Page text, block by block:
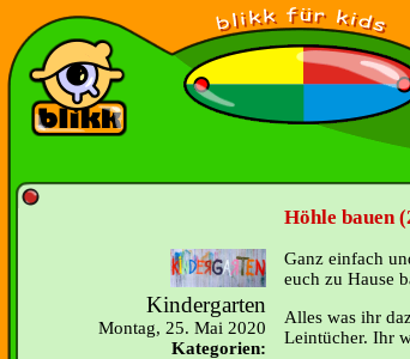
Höhle bauen
Kindergarten
Montag, 25. Mai 2020
Kategorien:
Ganz einfach
euch zu Hause
Alles was ihr
Leintücher. Ihr